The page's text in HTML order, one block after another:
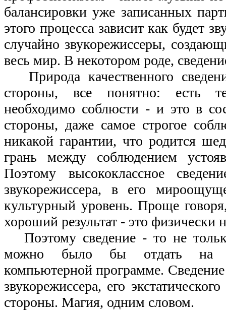
балансировки уже записанных
этого процесса зависит как будет
случайно звукорежиссеры,
весь мир. В некотором роде,
Природа качественного
стороны, все понятно: есть
необходимо соблюсти - и это в
стороны, даже самое строгое
никакой гарантии, что родится
грань между соблюдением
Поэтому высококлассное
звукорежиссера, в его
культурный уровень. Проще
хороший результат - это физически
Поэтому сведение - то не
можно было бы отдать на
компьютерной программе.
звукорежиссера, его
стороны. Магия, одним словом.